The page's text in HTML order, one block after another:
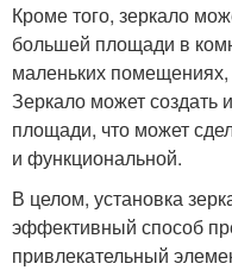
Кроме того, зеркало
большей площади в
маленьких помещениях,
Зеркало может создать
площади, что может
и функциональной.
В целом, установка
эффективный способ
привлекательный